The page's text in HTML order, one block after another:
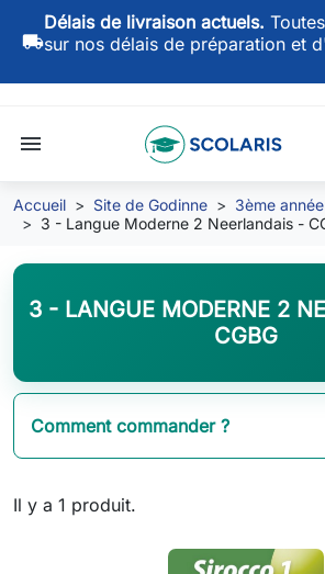
local_shipping
Délais de livraison actuels.
sur nos délais de préparation et
menu
Accueil Site de Godinne
3ème
3 - Langue Moderne 2 Neerlandais -
3 - LANGUE MODERNE 2
CGBG
Comment commander ?
Il y a 1 produit.